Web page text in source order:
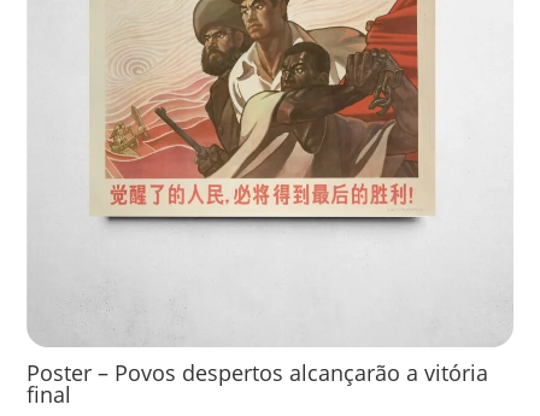
Poster – Povos despertos alcançarão a vitória
final